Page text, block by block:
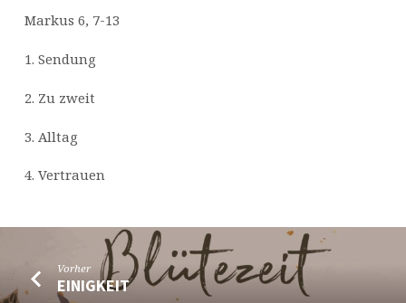
Markus 6, 7-13
1. Sendung
2. Zu zweit
3. Alltag
4. Vertrauen
Vorher
EINIGKEIT